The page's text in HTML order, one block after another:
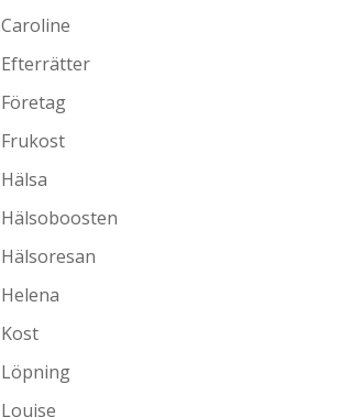
Caroline
Efterrätter
Företag
Frukost
Hälsa
Hälsoboosten
Hälsoresan
Helena
Kost
Löpning
Louise